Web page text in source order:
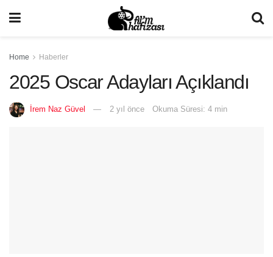
Home Haberler
2025 Oscar Adayları Açıklandı
İrem Naz Güvel 2 yıl önce Okuma Süresi: 4 min